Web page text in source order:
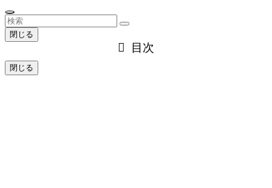
閉じる
目次
閉じる